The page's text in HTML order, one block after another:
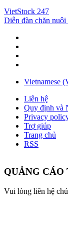
VietStock 247
Diễn đàn chăn nuôi
Vietnamese
Liên hệ
Quy định và
Privacy
Trợ giúp
Trang chủ
RSS
QUẢNG
Vui lòng liên hệ